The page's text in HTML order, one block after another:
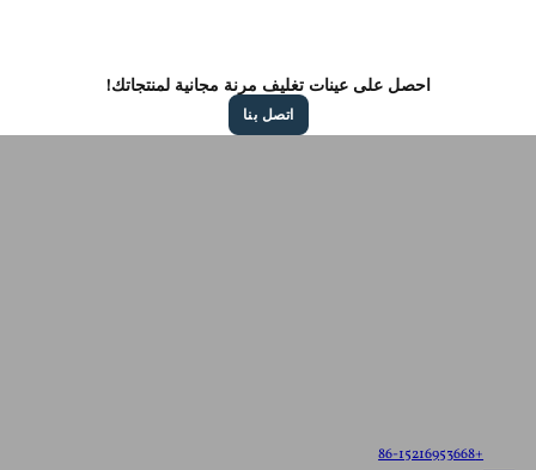
احصل على عينات تغليف مرنة مجانية لمنتجاتك!
اتصل بنا
+86-15216953668